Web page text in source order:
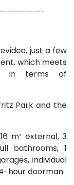
just a few
which meets
in terms of
Park and the
m² external, 3
bathrooms, 1
individual
hour doorman.